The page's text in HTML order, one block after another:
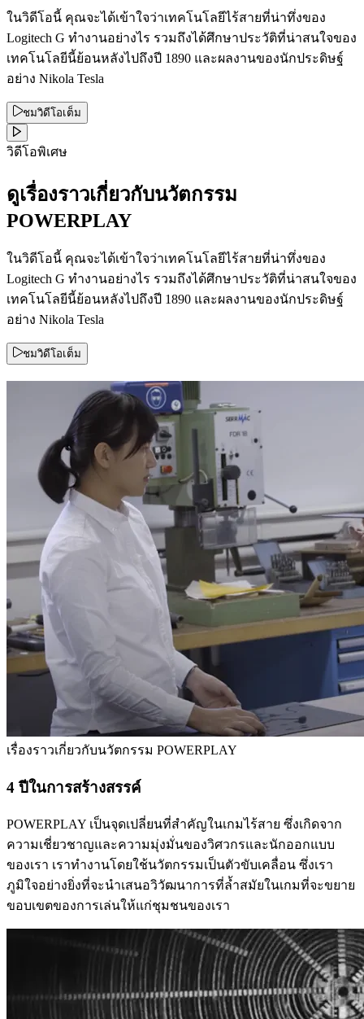
ในวิดีโอนี้ คุณจะได้เข้าใจว่าเทคโนโลยีไร้สายที่น่าทึ่งของ
Logitech G ทำงานอย่างไร รวมถึงได้ศึกษาประวัติที่น่าสนใจของ
เทคโนโลยีนี้ย้อนหลังไปถึงปี 1890 และผลงานของนักประดิษฐ์
อย่าง Nikola Tesla
ชมวิดีโอเต็ม
วิดีโอพิเศษ
ดูเรื่องราวเกี่ยวกับนวัตกรรม
POWERPLAY
ในวิดีโอนี้ คุณจะได้เข้าใจว่าเทคโนโลยีไร้สายที่น่าทึ่งของ
Logitech G ทำงานอย่างไร รวมถึงได้ศึกษาประวัติที่น่าสนใจของ
เทคโนโลยีนี้ย้อนหลังไปถึงปี 1890 และผลงานของนักประดิษฐ์
อย่าง Nikola Tesla
ชมวิดีโอเต็ม
เรื่องราวเกี่ยวกับนวัตกรรม POWERPLAY
4 ปีในการสร้างสรรค์
POWERPLAY เป็นจุดเปลี่ยนที่สำคัญในเกมไร้สาย ซึ่งเกิดจาก
ความเชี่ยวชาญและความมุ่งมั่นของวิศวกรและนักออกแบบ
ของเรา เราทำงานโดยใช้นวัตกรรมเป็นตัวขับเคลื่อน ซึ่งเรา
ภูมิใจอย่างยิ่งที่จะนำเสนอวิวัฒนาการที่ล้ำสมัยในเกมที่จะขยาย
ขอบเขตของการเล่นให้แก่ชุมชนของเรา